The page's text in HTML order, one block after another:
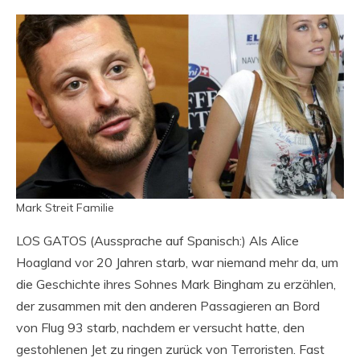
Mark Streit Familie
LOS GATOS (Aussprache auf Spanisch:) Als Alice
Hoagland vor 20 Jahren starb, war niemand mehr da, um
die Geschichte ihres Sohnes Mark Bingham zu erzählen,
der zusammen mit den anderen Passagieren an Bord
von Flug 93 starb, nachdem er versucht hatte, den
gestohlenen Jet zu ringen zurück von Terroristen. Fast